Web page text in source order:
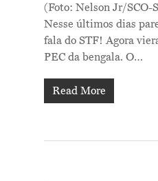
(Foto: Nelson Jr/SCO-
Nesse últimos dias
fala do STF! Agora
PEC da bengala. O…
Read More